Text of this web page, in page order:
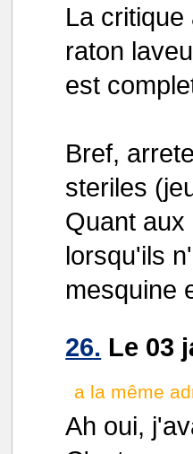
La
raton
est
Bref,
steriles
Quant
lorsqu'ils
mesquine
26. Le 03
a la même
Ah oui,